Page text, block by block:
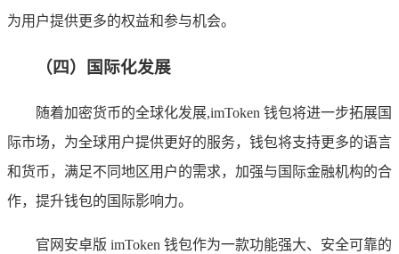
为用户提供更多的权益和参与机会。
（四）国际化发展
随着加密货币的全球化发展,imToken 钱包将进一步拓展国
际市场，为全球用户提供更好的服务，钱包将支持更多的语言
和货币，满足不同地区用户的需求，加强与国际金融机构的合
作，提升钱包的国际影响力。
官网安卓版 imToken 钱包作为一款功能强大、安全可靠的